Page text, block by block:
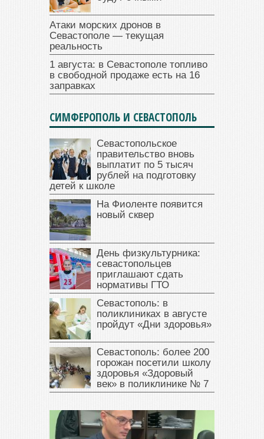
Атаки морских дронов в
Севастополе — текущая
реальность
1 августа: в Севастополе топливо
в свободной продаже есть на 16
заправках
СИМФЕРОПОЛЬ И СЕВАСТОПОЛЬ
Севастопольское
правительство вновь
выплатит по 5 тысяч
рублей на подготовку
детей к школе
На Фиоленте появится
новый сквер
День физкультурника:
севастопольцев
приглашают сдать
нормативы ГТО
Севастополь: в
поликлиниках в августе
пройдут «Дни здоровья»
Севастополь: более 200
горожан посетили школу
здоровья «Здоровый
век» в поликлинике № 7